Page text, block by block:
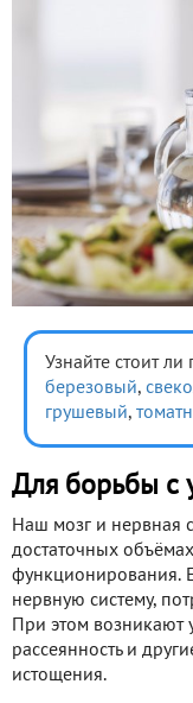
Узнайте стоит ли
березовый,
грушевый,
Для борьбы с
Наш мозг и нервная
достаточных
функционирования.
нервную систему,
При этом возникают
рассеянность и
истощения.